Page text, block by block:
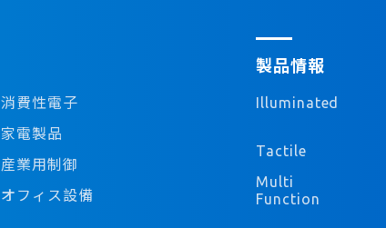
消費性電子
家電製品
産業用制御
オフィス設備
製品情報
Illuminated
Tactile
Multi
Function